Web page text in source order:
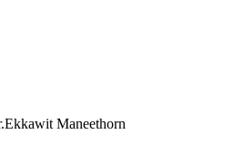
Maneethorn